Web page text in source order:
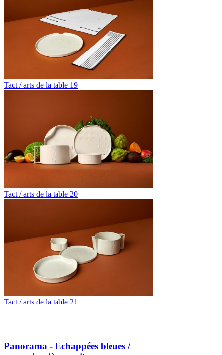
Tact / arts de la table 19
Tact / arts de la table 20
Tact / arts de la table 21
Panorama - Echappées bleues /